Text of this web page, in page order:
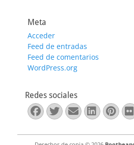
Meta
Acceder
Feed de entradas
Feed de comentarios
WordPress.org
Redes sociales
Facebook
Twitter
Correo